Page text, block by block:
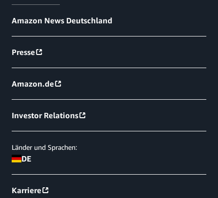
Amazon News Deutschland
Presse
Amazon.de
Investor Relations
Länder und Sprachen:
DE
Karriere